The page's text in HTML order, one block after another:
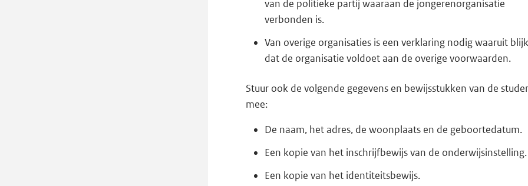
van de politieke partij waaraan de jongerenorganisatie
verbonden is.
Van overige organisaties is een verklaring nodig waaruit
dat de organisatie voldoet aan de overige voorwaarden.
Stuur ook de volgende gegevens en bewijsstukken van de
mee:
De naam, het adres, de woonplaats en de geboortedatum.
Een kopie van het inschrijfbewijs van de onderwijsinstelling.
Een kopie van het identiteitsbewijs.